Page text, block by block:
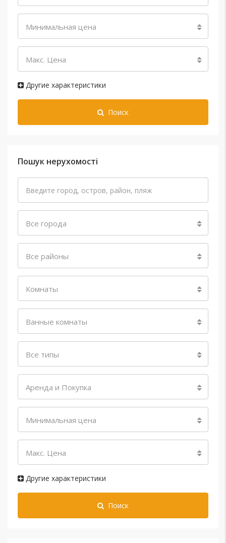
Минимальная цена
Макс. Цена
Другие характеристики
Поиск
Пошук нерухомості
Все города
Все районы
Комнаты
Ванные комнаты
Все типы
Аренда и Покупка
Минимальная цена
Макс. Цена
Другие характеристики
Поиск